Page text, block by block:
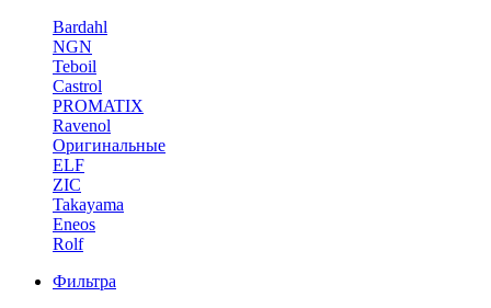
Bardahl
NGN
Teboil
Castrol
PROMATIX
Ravenol
Оригинальные
ELF
ZIC
Takayama
Eneos
Rolf
Фильтра